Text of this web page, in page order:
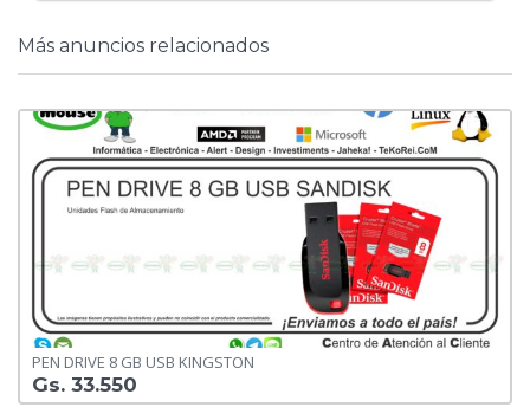
Más anuncios relacionados
PEN DRIVE 8 GB USB KINGSTON
Gs. 33.550